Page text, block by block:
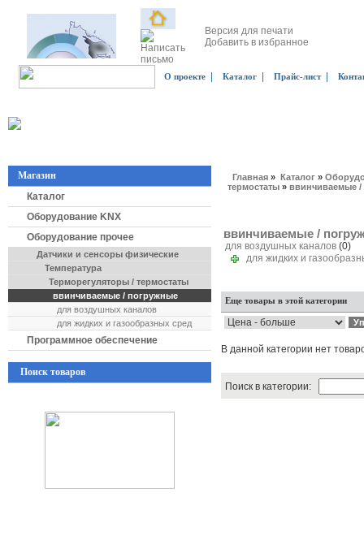
Версия для печати
Добавить в избранное
О проекте Каталог Прайс-лист|
Магазин
Каталог
Оборудование KNX
Оборудование прочее
Датчики и сенсоры физические
Температура
Терморегуляторы / термостаты
ввинчиваемые / погружные
для воздушных каналов
для жидких и газообразных сред
Программное обеспечение
Поиск товаров
Главная » Каталог »
термостаты » ввинчиваемые
ввинчиваемые /
для воздушных каналов (0)
для жидких и
Еще товары в этой категории
В данной категории нет
Поиск в категории: